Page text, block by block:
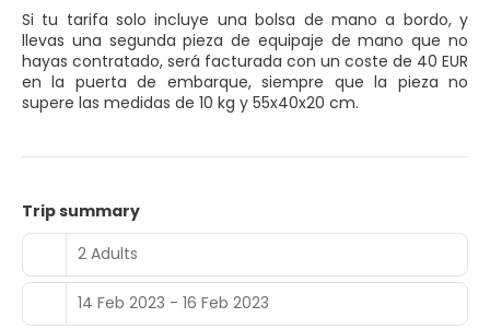
Si tu tarifa solo incluye una bolsa de mano a bordo, y
llevas una segunda pieza de equipaje de mano que no
hayas contratado, será facturada con un coste de 40 EUR
en la puerta de embarque, siempre que la pieza no
supere las medidas de 10 kg y 55x40x20 cm.
Trip summary
2 Adults
14 Feb 2023 - 16 Feb 2023